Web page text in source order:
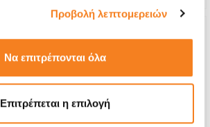
Προβολή λεπτομερειών
Να επιτρέπονται όλα
Επιτρέπεται η επιλογή